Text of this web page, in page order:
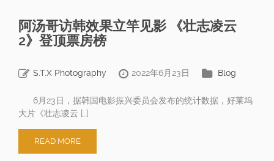
阿汤哥访韩效果立竿见影 《壮志凌云
2》登顶票房榜
S.T.X Photography 2022年6月23日 Blog
6月23日，据韩国电影振兴委员会发布的统计数据，好莱坞
大片《壮志凌云 […]
READ MORE